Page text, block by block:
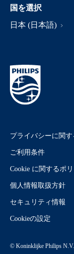
国を選択
日本 (日本語)
プライバシーに関す
ご利用条件
Cookie に関するポ
個人情報取扱方針
セキュリティ情報
Cookieの設定
© Koninklijke Philips